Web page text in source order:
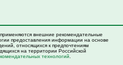
внешние рекомендательные
предоставления информации на основе
относящихся к предпочтениям
на территории Российской
технологий